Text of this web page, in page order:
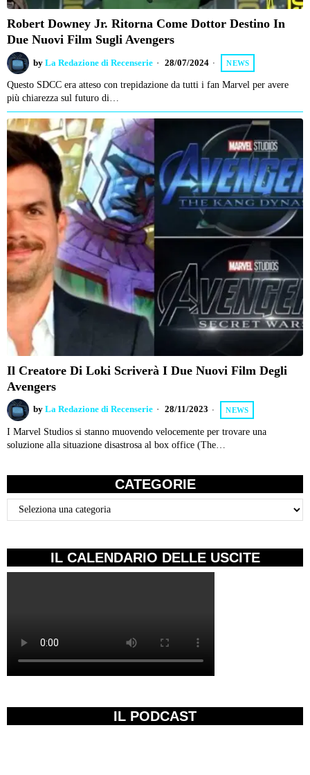
Robert Downey Jr. Ritorna Come Dottor Destino In
Due Nuovi Film Sugli Avengers
by La Redazione di Recenserie 28/07/2024 NEWS
Questo SDCC era atteso con trepidazione da tutti i fan Marvel per avere
più chiarezza sul futuro di…
Il Creatore Di Loki Scriverà I Due Nuovi Film Degli
Avengers
by La Redazione di Recenserie 28/11/2023 NEWS
I Marvel Studios si stanno muovendo velocemente per trovare una
soluzione alla situazione disastrosa al box office (The…
CATEGORIE
Categorie
IL CALENDARIO DELLE USCITE
IL PODCAST